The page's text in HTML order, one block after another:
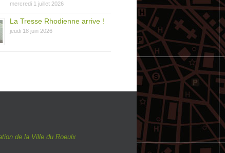
mercredi 1 juillet 2026
La Tresse Rhodienne arrive !
jeudi 18 juin 2026
de la Ville du Roeulx